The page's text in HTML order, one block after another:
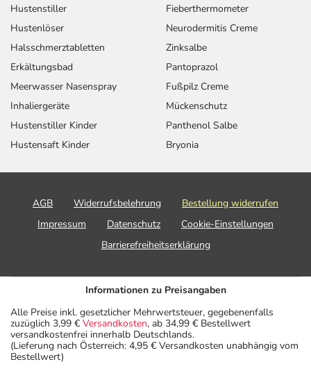
Hustenstiller
Hustenlöser
Halsschmerztabletten
Erkältungsbad
Meerwasser Nasenspray
Inhaliergeräte
Hustenstiller Kinder
Hustensaft Kinder
Fieberthermometer
Neurodermitis Creme
Zinksalbe
Pantoprazol
Fußpilz Creme
Mückenschutz
Panthenol Salbe
Bryonia
AGB Widerrufsbelehrung
Bestellung widerrufen
Impressum
Datenschutz
Cookie-Einstellungen
Barrierefreiheitserklärung
Informationen zu Preisangaben
Alle Preise inkl. gesetzlicher Mehrwertsteuer, gegebenenfalls
zuzüglich 3,99 € Versandkosten, ab 34,99 € Bestellwert
versandkostenfrei innerhalb Deutschlands.
(Lieferung nach Österreich: 4,95 € Versandkosten unabhängig vom
Bestellwert)